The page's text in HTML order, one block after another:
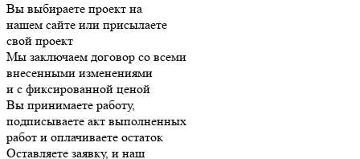
Вы выбираете проект на
нашем сайте или присылаете
свой проект
Мы заключаем договор со всеми
внесенными изменениями
и с фиксированной ценой
Вы принимаете работу,
подписываете акт выполненных
работ и оплачиваете остаток
Оставляете заявку, и наш